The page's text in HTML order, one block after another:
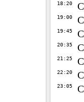
18:20
19:00
19:45
20:35
21:25
22:20
23:05